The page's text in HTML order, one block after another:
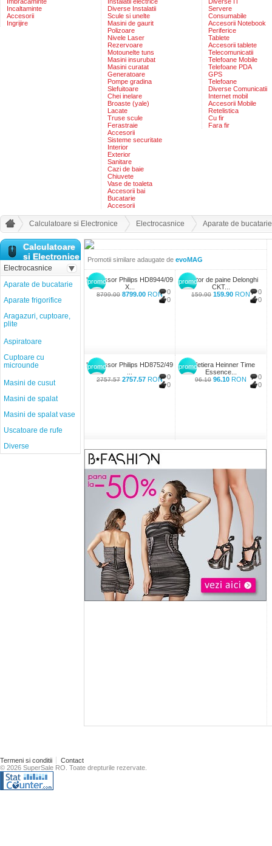
Incaltaminte
Accesorii
Ingrijire
Diverse Instalatii
Scule si unelte
Masini de gaurit
Polizoare
Nivele Laser
Rezervoare
Motounelte tuns
Masini insurubat
Masini curatat
Generatoare
Pompe gradina
Slefuitoare
Chei inelare
Broaste (yale)
Lacate
Truse scule
Ferastraie
Accesorii
Sisteme securitate
Interior
Exterior
Sanitare
Cazi de baie
Chiuvete
Vase de toaleta
Accesorii bai
Bucatarie
Accesorii
Servere
Consumabile
Accesorii Notebook
Periferice
Tablete
Accesorii tablete
Telecomunicatii
Telefoane Mobile
Telefoane PDA
GPS
Telefoane
Diverse Comunicatii
Internet mobil
Accesorii Mobile
Retelistica
Cu fir
Fara fir
Calculatoare si Electronice Electrocasnice Aparate de bucatarie
Promotii similare adaugate de evoMAG
promo
0
0
Espressor Philips HD8944/09
X...
8799.00 8799.00 RON
promo
0
0
Prajitor de paine Delonghi
CKT...
159.90 159.90 RON
promo
0
0
Espressor Philips HD8752/49
2757.57 2757.57 RON
promo
0
0
Cafetiera Heinner Time
Essence...
96.10 96.10 RON
Calculatoare
si Electronice
Electrocasnice
Aparate de bucatarie
Aparate frigorifice
Aragazuri, cuptoare,
plite
Aspiratoare
Cuptoare cu
microunde
Masini de cusut
Masini de spalat
Masini de spalat vase
Uscatoare de rufe
Diverse
Termeni si conditii
Contact
© 2026 SuperSale RO. Toate drepturile rezervate.